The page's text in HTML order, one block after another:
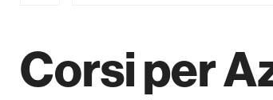
Corsi per